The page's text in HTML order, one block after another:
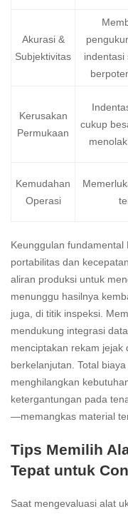
Akurasi &
Subjektivitas
indentasi
Kerusakan
Permukaan
cukup
Kemudahan
Operasi
Keunggulan fundamental
portabilitas dan
aliran produksi untuk
menunggu hasilnya
juga, di titik inspeksi.
mendukung integrasi
menciptakan rekam jejak
berkelanjutan. Total
menghilangkan
ketergantungan pada
—memangkas material
Tips Memilih
Tepat untuk
Saat mengevaluasi alat